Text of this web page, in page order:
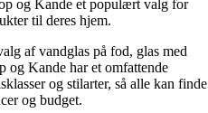
og Kande et populært valg for
til deres hjem.
af vandglas på fod, glas med
og Kande har et omfattende
og stilarter, så alle kan finde
og budget.